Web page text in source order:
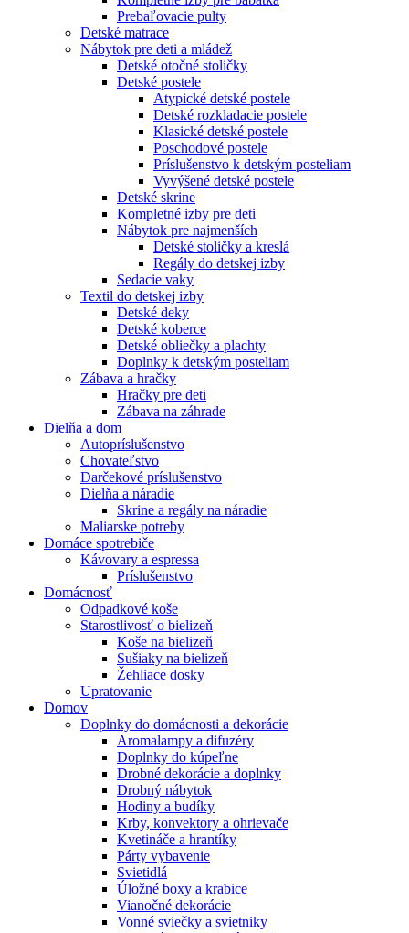
Prebaľovacie pulty
Detské matrace
Nábytok pre deti a mládež
Detské otočné stoličky
Detské postele
Atypické detské postele
Detské rozkladacie postele
Klasické detské postele
Poschodové postele
Príslušenstvo k detským posteliam
Vyvýšené detské postele
Detské skrine
Kompletné izby pre deti
Nábytok pre najmenších
Detské stoličky a kreslá
Regály do detskej izby
Sedacie vaky
Textil do detskej izby
Detské deky
Detské koberce
Detské obliečky a plachty
Doplnky k detským posteliam
Zábava a hračky
Hračky pre deti
Zábava na záhrade
Dielňa a dom
Autopríslušenstvo
Chovateľstvo
Darčekové príslušenstvo
Dielňa a náradie
Skrine a regály na náradie
Maliarske potreby
Domáce spotrebiče
Kávovary a espressa
Príslušenstvo
Domácnosť
Odpadkové koše
Starostlivosť o bielizeň
Koše na bielizeň
Sušiaky na bielizeň
Žehliace dosky
Upratovanie
Domov
Doplnky do domácnosti a dekorácie
Aromalampy a difuzéry
Doplnky do kúpeľne
Drobné dekorácie a doplnky
Drobný nábytok
Hodiny a budíky
Krby, konvektory a ohrievače
Kvetináče a hrantíky
Párty vybavenie
Svietidlá
Úložné boxy a krabice
Vianočné dekorácie
Vonné sviečky a svietniky